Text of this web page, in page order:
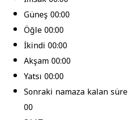
Güneş00:00
Öğle00:00
İkindi00:00
Akşam00:00
Yatsı00:00
Sonraki namaza kalan süre
00